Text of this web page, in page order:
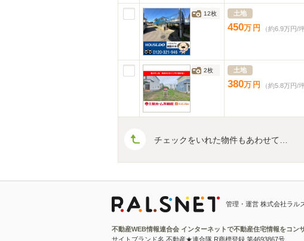
12枚 土地
450万 円 （約6.9万円/坪
2枚 土地
380万 円 （約5.8万円/坪
チェックをいれた物件もあわせて…
管理・運営 株式会社ラル
不動産WEB情報連合会 インターネットで不動産住宅情報をコン
サイトブランド名 不動産★連合隊 R商標登録 第4693867号